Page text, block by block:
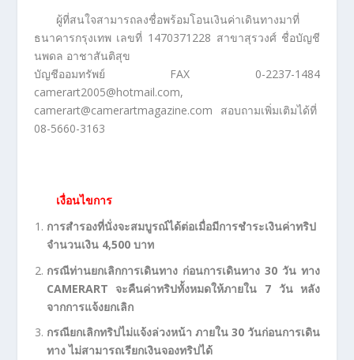
ผู้ที่สนใจสามารถลงชื่อพร้อมโอนเงินค่าเดินทางมาที่
ธนาคารกรุงเทพ เลขที่ 1470371228 สาขาสุรวงศ์ ชื่อบัญชี
นพดล อาชาสันติสุข
บัญชีออมทรัพย์ FAX 0-2237-1484
camerart2005@hotmail.com,
camerart@camerartmagazine.com สอบถามเพิ่มเติมได้ที่
08-5660-3163
เงื่อนไขการ
การสำรองที่นั่งจะสมบูรณ์ได้ต่อเมื่อมีการชำระเงินค่าทริป
จำนวนเงิน 4,500 บาท
กรณีท่านยกเลิกการเดินทาง ก่อนการเดินทาง 30 วัน ทาง
CAMERARTจะคืนค่าทริปทั้งหมดให้ภายใน 7 วัน หลัง
จากการแจ้งยกเลิก
กรณียกเลิกทริปไม่แจ้งล่วงหน้า ภายใน 30 วันก่อนการเดิน
ทาง ไม่สามารถเรียกเงินจองทริปได้